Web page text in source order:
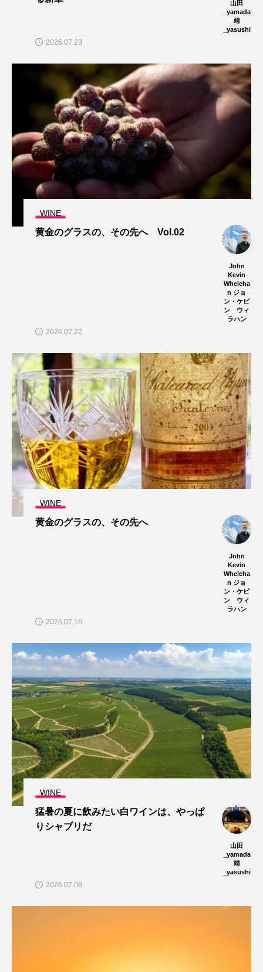
山田
_yamada
靖
_yasushi
2026.07.23
WINE
黄金のグラスの、その先へ Vol.02
John
Kevin
Wheleha
n ジョ
ン・ケビ
ン ウィ
ラハン
2026.07.22
WINE
黄金のグラスの、その先へ
John
Kevin
Wheleha
n ジョ
ン・ケビ
ン ウィ
ラハン
2026.07.16
WINE
猛暑の夏に飲みたい白ワインは、やっぱ
りシャブリだ
山田
_yamada
靖
_yasushi
2026.07.08